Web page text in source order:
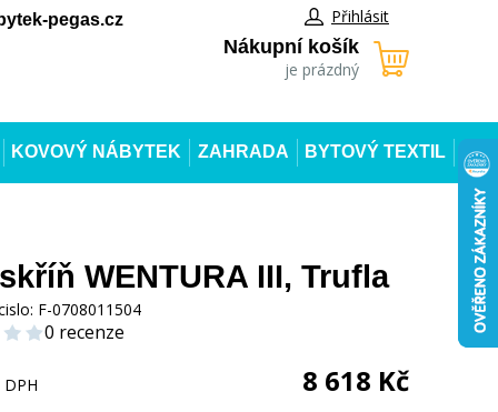
pegas.cz Přihlásit
Nákupní košík
je prázdný
KOVOVÝ NÁBYTEK ZAHRADA BYTOVÝ TEXTIL
WENTURA III, Trufla
F-0708011504
0 recenze
8 618 Kč